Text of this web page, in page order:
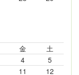
金
土
4
5
11
12